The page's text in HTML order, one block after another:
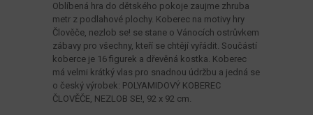
Oblíbená hra do dětského pokoje zaujme zhruba
metr z podlahové plochy. Koberec na motivy hry
Člověče, nezlob se! se stane o Vánocích ostrůvkem
zábavy pro všechny, kteří se chtějí vyřádit. Součástí
koberce je 16 figurek a dřevěná kostka. Koberec
má velmi krátký vlas pro snadnou údržbu a jedná se
o český výrobek: POLYAMIDOVÝ KOBEREC
ČLOVĚČE, NEZLOB SE!, 92 x 92 cm.